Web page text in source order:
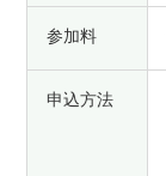
参加料
申込方法